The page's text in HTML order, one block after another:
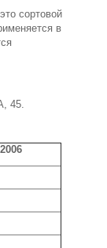
сортовой
в
45.